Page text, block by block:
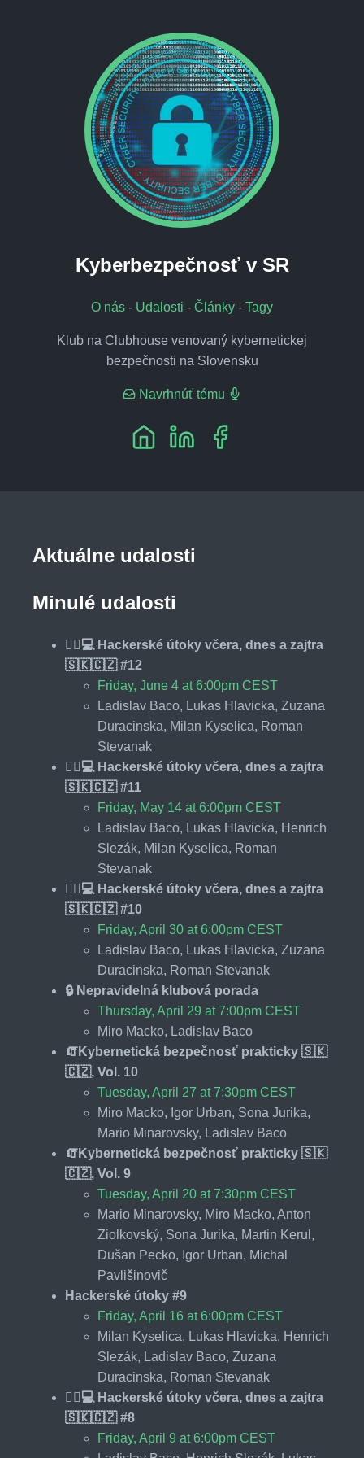
Kyberbezpečnosť v SR
O nás - Udalosti - Články - Tagy
Klub na Clubhouse venovaný kybernetickej
bezpečnosti na Slovensku
Navrhnúť tému
Aktuálne udalosti
Minulé udalosti
🕵️‍♂️💻 Hackerské útoky včera, dnes a zajtra
🇸🇰🇨🇿 #12
Friday, June 4 at 6:00pm CEST
Ladislav Baco, Lukas Hlavicka, Zuzana
Duracinska, Milan Kyselica, Roman
Stevanak
🕵️‍♂️💻 Hackerské útoky včera, dnes a zajtra
🇸🇰🇨🇿 #11
Friday, May 14 at 6:00pm CEST
Ladislav Baco, Lukas Hlavicka, Henrich
Slezák, Milan Kyselica, Roman
Stevanak
🕵️‍♂️💻 Hackerské útoky včera, dnes a zajtra
🇸🇰🇨🇿 #10
Friday, April 30 at 6:00pm CEST
Ladislav Baco, Lukas Hlavicka, Zuzana
Duracinska, Roman Stevanak
🔒 Nepravidelná klubová porada
Thursday, April 29 at 7:00pm CEST
Miro Macko, Ladislav Baco
🧯Kybernetická bezpečnosť prakticky 🇸🇰
🇨🇿, Vol. 10
Tuesday, April 27 at 7:30pm CEST
Miro Macko, Igor Urban, Sona Jurika,
Mario Minarovsky, Ladislav Baco
🧯Kybernetická bezpečnosť prakticky 🇸🇰
🇨🇿, Vol. 9
Tuesday, April 20 at 7:30pm CEST
Mario Minarovsky, Miro Macko, Anton
Ziolkovský, Sona Jurika, Martin Kerul,
Dušan Pecko, Igor Urban, Michal
Pavlišinovič
Hackerské útoky #9
Friday, April 16 at 6:00pm CEST
Milan Kyselica, Lukas Hlavicka, Henrich
Slezák, Ladislav Baco, Zuzana
Duracinska, Roman Stevanak
🕵️‍♂️💻 Hackerské útoky včera, dnes a zajtra
🇸🇰🇨🇿 #8
Friday, April 9 at 6:00pm CEST